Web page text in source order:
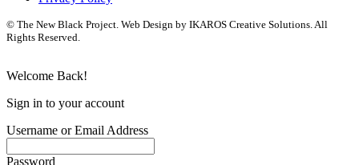
© The New Black Project. Web Design by IKAROS Creative Solutions. All
Rights Reserved.
Welcome Back!
Sign in to your account
Username or Email Address
Password